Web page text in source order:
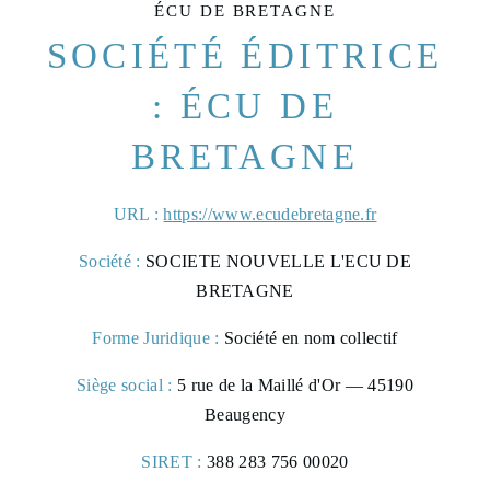
ÉCU DE BRETAGNE
SOCIÉTÉ ÉDITRICE
: ÉCU DE
BRETAGNE
URL : https://www.ecudebretagne.fr
Société : SOCIETE NOUVELLE L'ECU DE
BRETAGNE
Forme Juridique : Société en nom collectif
Siège social : 5 rue de la Maillé d'Or — 45190
Beaugency
SIRET : 388 283 756 00020